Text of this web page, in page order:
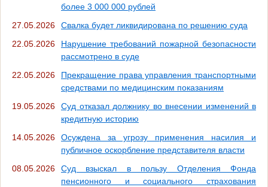
более 3 000 000 рублей
27.05.2026
Свалка будет ликвидирована по решению суда
22.05.2026
Нарушение требований пожарной безопасности
рассмотрено в суде
22.05.2026
Прекращение права управления транспортными
средствами по медицинским показаниям
19.05.2026
Суд отказал должнику во внесении изменений в
кредитную историю
14.05.2026
Осуждена за угрозу применения насилия и
публичное оскорбление представителя власти
08.05.2026
Суд взыскал в пользу Отделения Фонда
пенсионного и социального страхования